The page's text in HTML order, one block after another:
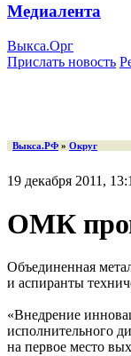
Медиалента
Выкса.Орг
Прислать новость
Выкса.РФ » Округ
19 декабря 2011,
ОМК
Объединенная
и аспиранты
«Внедрение
исполнительного
на первое место